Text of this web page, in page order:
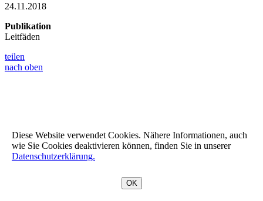
24.11.2018
Publikation
Leitfäden
teilen
nach oben
Diese Website verwendet Cookies. Nähere Informationen, auch
wie Sie Cookies deaktivieren können, finden Sie in unserer
Datenschutzerklärung.
OK